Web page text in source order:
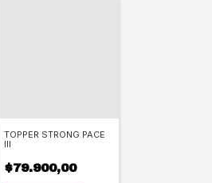
TOPPER STRONG PACE
III
$79.900,00